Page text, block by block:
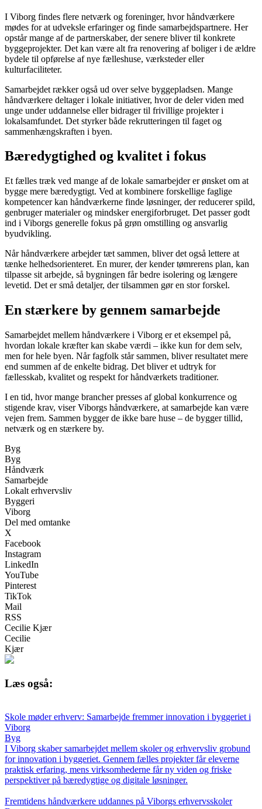
I Viborg findes flere netværk og foreninger, hvor håndværkere
mødes for at udveksle erfaringer og finde samarbejdspartnere. Her
opstår mange af de partnerskaber, der senere bliver til konkrete
byggeprojekter. Det kan være alt fra renovering af boliger i de ældre
bydele til opførelse af nye fælleshuse, værksteder eller
kulturfaciliteter.
Samarbejdet rækker også ud over selve byggepladsen. Mange
håndværkere deltager i lokale initiativer, hvor de deler viden med
unge under uddannelse eller bidrager til frivillige projekter i
lokalsamfundet. Det styrker både rekrutteringen til faget og
sammenhængskraften i byen.
Bæredygtighed og kvalitet i fokus
Et fælles træk ved mange af de lokale samarbejder er ønsket om at
bygge mere bæredygtigt. Ved at kombinere forskellige faglige
kompetencer kan håndværkerne finde løsninger, der reducerer spild,
genbruger materialer og mindsker energiforbruget. Det passer godt
ind i Viborgs generelle fokus på grøn omstilling og ansvarlig
byudvikling.
Når håndværkere arbejder tæt sammen, bliver det også lettere at
tænke helhedsorienteret. En murer, der kender tømrerens plan, kan
tilpasse sit arbejde, så bygningen får bedre isolering og længere
levetid. Det er små detaljer, der tilsammen gør en stor forskel.
En stærkere by gennem samarbejde
Samarbejdet mellem håndværkere i Viborg er et eksempel på,
hvordan lokale kræfter kan skabe værdi – ikke kun for dem selv,
men for hele byen. Når fagfolk står sammen, bliver resultatet mere
end summen af de enkelte bidrag. Det bliver et udtryk for
fællesskab, kvalitet og respekt for håndværkets traditioner.
I en tid, hvor mange brancher presses af global konkurrence og
stigende krav, viser Viborgs håndværkere, at samarbejde kan være
vejen frem. Sammen bygger de ikke bare huse – de bygger tillid,
netværk og en stærkere by.
Byg
Byg
Håndværk
Samarbejde
Lokalt erhvervsliv
Byggeri
Viborg
Del med omtanke
X
Facebook
Instagram
LinkedIn
YouTube
Pinterest
TikTok
Mail
RSS
Cecilie Kjær
Cecilie
Kjær
Læs også:
Skole møder erhverv: Samarbejde fremmer innovation i byggeriet i
Viborg
Byg
I Viborg skaber samarbejdet mellem skoler og erhvervsliv grobund
for innovation i byggeriet. Gennem fælles projekter får eleverne
praktisk erfaring, mens virksomhederne får ny viden og friske
perspektiver på bæredygtige og digitale løsninger.
Fremtidens håndværkere uddannes på Viborgs erhvervsskoler